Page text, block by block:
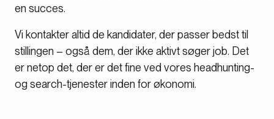
en succes.
Vi kontakter altid de kandidater, der passer bedst til
stillingen – også dem, der ikke aktivt søger job. Det
er netop det, der er det fine ved vores headhunting-
og search-tjenester inden for økonomi.